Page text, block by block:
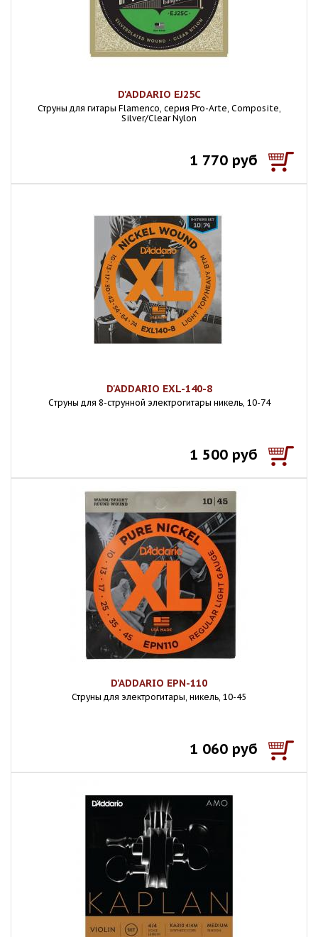
D'ADDARIO EJ25C
Струны для гитары Flamenco, серия Pro-Arte, Composite,
Silver/Clear Nylon
1 770 руб
D'ADDARIO EXL-140-8
Cтруны для 8-струнной электрогитары никель, 10-74
1 500 руб
D'ADDARIO EPN-110
Струны для электрогитары, никель, 10-45
1 060 руб